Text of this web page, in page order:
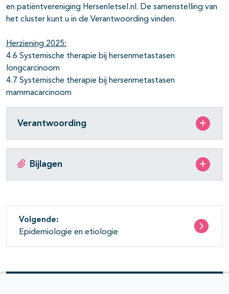
en patiëntvereniging Hersenletsel.nl. De samenstelling van
het cluster kunt u in de Verantwoording vinden.
Herziening 2025:
4.6 Systemische therapie bij hersenmetastasen
longcarcinoom
4.7 Systemische therapie bij hersenmetastasen
mammacarcinoom
Verantwoording
Bijlagen
Volgende:
Epidemiologie en etiologie